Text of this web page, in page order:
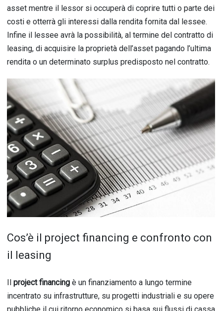
asset mentre il lessor si occuperà di coprire tutti o parte dei
costi e otterrà gli interessi dalla rendita fornita dal lessee.
Infine il lessee avrà la possibilità, al termine del contratto di
leasing, di acquisire la proprietà dell’asset pagando l’ultima
rendita o un determinato surplus predisposto nel contratto.
Cos’è il project financing e confronto con
il leasing
project financing è un finanziamento a lungo termine
incentrato su infrastrutture, su progetti industriali e su opere